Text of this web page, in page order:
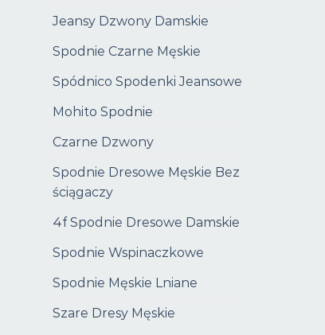
Jeansy Dzwony Damskie
Spodnie Czarne Męskie
Spódnico Spodenki Jeansowe
Mohito Spodnie
Czarne Dzwony
Spodnie Dresowe Męskie Bez
ściągaczy
4f Spodnie Dresowe Damskie
Spodnie Wspinaczkowe
Spodnie Męskie Lniane
Szare Dresy Męskie